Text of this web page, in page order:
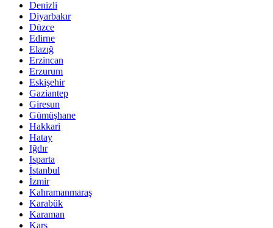
Denizli
Diyarbakır
Düzce
Edirne
Elazığ
Erzincan
Erzurum
Eskişehir
Gaziantep
Giresun
Gümüşhane
Hakkari
Hatay
Iğdır
Isparta
İstanbul
İzmir
Kahramanmaraş
Karabük
Karaman
Kars